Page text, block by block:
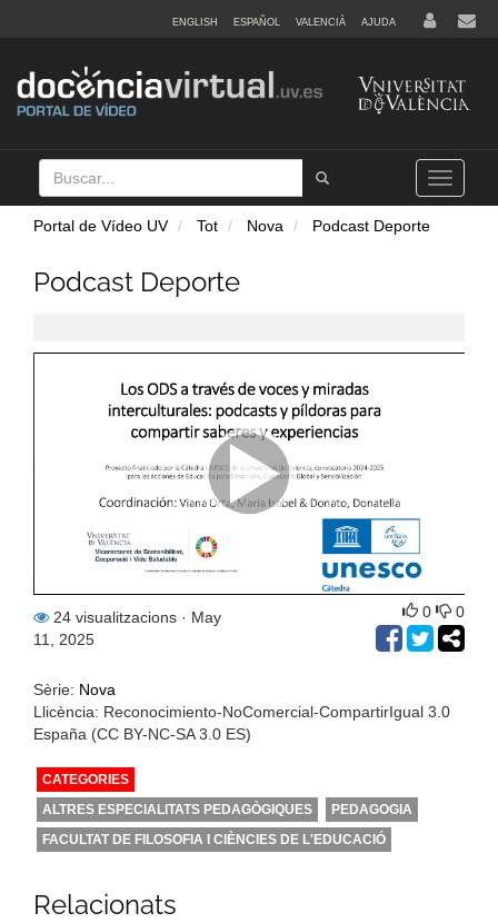
ENGLISH ESPAÑOL VALENCIÀ AJUDA
Buscar
Tramet
Toggle
navigation
Portal de Vídeo UV Tot Nova Podcast Deporte
Podcast Deporte
24 visualitzacions · May
11, 2025
0 0
Sèrie: Nova
Llicència: Reconocimiento-NoComercial-CompartirIgual 3.0
España (CC BY-NC-SA 3.0 ES)
CATEGORIES
ALTRES ESPECIALITATS PEDAGÒGIQUES
PEDAGOGIA
FACULTAT DE FILOSOFIA I CIÈNCIES DE L'EDUCACIÓ
Relacionats